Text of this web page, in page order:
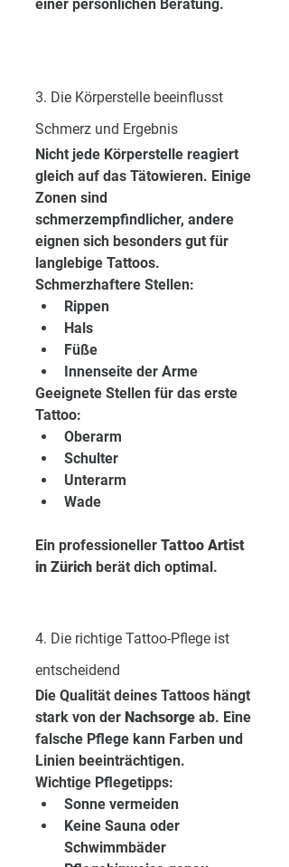
einer persönlichen Beratung.
3. Die Körperstelle beeinflusst
Schmerz und Ergebnis
Nicht jede Körperstelle reagiert
gleich auf das Tätowieren. Einige
Zonen sind
schmerzempfindlicher, andere
eignen sich besonders gut für
langlebige Tattoos.
Schmerzhaftere Stellen:
Rippen
Hals
Füße
Innenseite der Arme
Geeignete Stellen für das erste
Tattoo:
Oberarm
Schulter
Unterarm
Wade
Ein professioneller Tattoo Artist
in Zürich berät dich optimal.
4. Die richtige Tattoo-Pflege ist
entscheidend
Die Qualität deines Tattoos hängt
stark von der Nachsorge ab. Eine
falsche Pflege kann Farben und
Linien beeinträchtigen.
Wichtige Pflegetipps:
Sonne vermeiden
Keine Sauna oder
Schwimmbäder